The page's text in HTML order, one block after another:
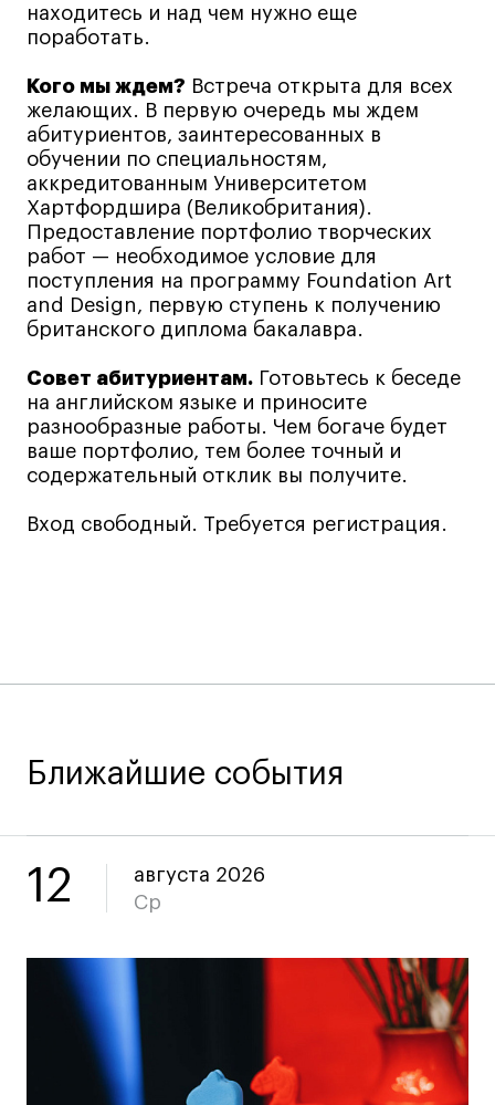
События
Блог
Преподаватели
Лицензии и аккредитации
Для прессы
Ресурсы
Партнеры
Связи с индустрией
Вакансии
Контакты
Поступающим
Условия поступления
Стоимость обучения
График учебного года
Ассоциация выпускников
Живые проекты
Конкурсы
Работы студентов
«Живые» проекты
Участие в выставках
Britanka New Creatives
находитесь и над чем нужно еще
поработать.
Кого мы ждем? Встреча открыта для всех
желающих. В первую очередь мы ждем
абитуриентов, заинтересованных в
обучении по специальностям,
аккредитованным Университетом
Хартфордшира (Великобритания).
Предоставление портфолио творческих
работ — необходимое условие для
поступления на программу Foundation Art
and Design, первую ступень к получению
британского диплома бакалавра.
Совет абитуриентам. Готовьтесь к беседе
на английском языке и приносите
разнообразные работы. Чем богаче будет
ваше портфолио, тем более точный и
содержательный отклик вы получите.
Вход свободный. Требуется регистрация.
Ближайшие события
12
августа 2026
Ср